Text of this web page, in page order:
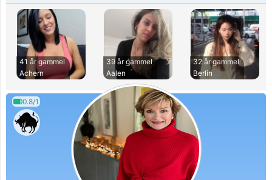
41 år gammel
Achern
39 år gammel
Aalen
32 år gammel
Berlin
0.8/1